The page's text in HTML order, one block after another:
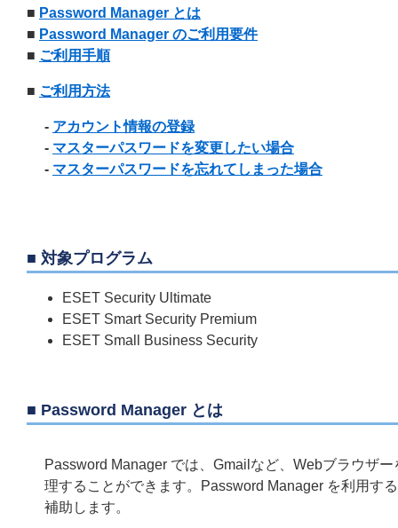
■ Password Manager とは
■ Password Manager のご利用要件
■ ご利用手順
■ ご利用方法
- アカウント情報の登録
- マスターパスワードを変更したい場合
- マスターパスワードを忘れてしまった場合
■ 対象プログラム
ESET Security Ultimate
ESET Smart Security Premium
ESET Small Business Security
■ Password Manager とは
Password Manager では、Gmailなど、Webブラウザ
理することができます。Password Manager を利用す
補助します。